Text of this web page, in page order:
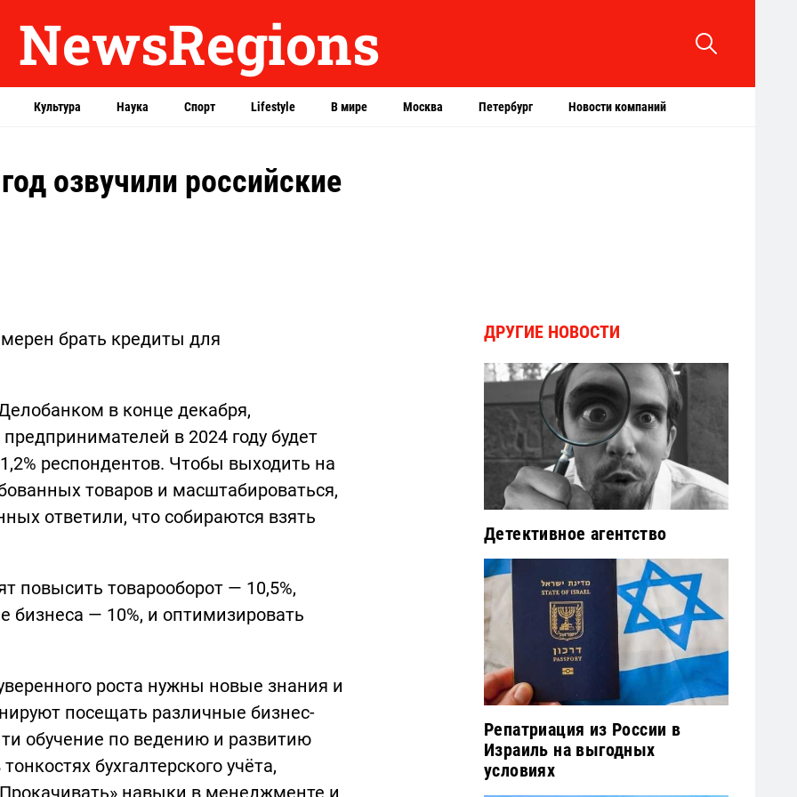
NewsRegions
Культура Наука Спорт Lifestyle В мире Москва Петербург Новости компаний
озвучили российские
брать кредиты для
в конце декабря,
в 2024 году будет
респондентов. Чтобы выходить на
товаров и масштабироваться,
ответили, что собираются взять
повысить товарооборот — 10,5%,
бизнеса — 10%, и оптимизировать
роста нужны новые знания и
посещать различные бизнес-
обучение по ведению и развитию
бухгалтерского учёта,
навыки в менеджменте и
ДРУГИЕ НОВОСТИ
Детективное агентство
Репатриация из России в
Израиль на выгодных
условиях